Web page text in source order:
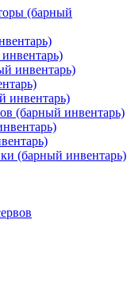
(барный
инвентарь)
инвентарь)
(барный инвентарь)
(барный инвентарь)